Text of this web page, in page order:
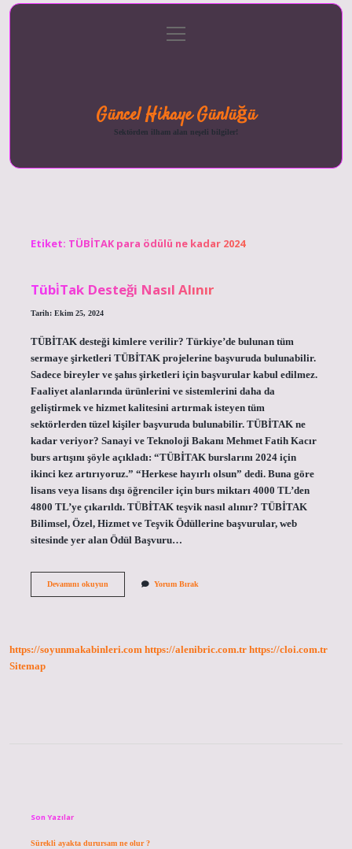
menüyü
aç
Güncel Hikaye Günlüğü
Sektörden ilham alan neşeli bilgiler!
Etiket: TÜBİTAK para ödülü ne kadar 2024
Tübi̇Tak Desteği Nasıl Alınır
Tarih: Ekim 25, 2024
TÜBİTAK desteği kimlere verilir? Türkiye’de bulunan tüm
sermaye şirketleri TÜBİTAK projelerine başvuruda bulunabilir.
Sadece bireyler ve şahıs şirketleri için başvurular kabul edilmez.
Faaliyet alanlarında ürünlerini ve sistemlerini daha da
geliştirmek ve hizmet kalitesini artırmak isteyen tüm
sektörlerden tüzel kişiler başvuruda bulunabilir. TÜBİTAK ne
kadar veriyor? Sanayi ve Teknoloji Bakanı Mehmet Fatih Kacır
burs artışını şöyle açıkladı: “TÜBİTAK burslarını 2024 için
ikinci kez artırıyoruz.” “Herkese hayırlı olsun” dedi. Buna göre
lisans veya lisans dışı öğrenciler için burs miktarı 4000 TL’den
4800 TL’ye çıkarıldı. TÜBİTAK teşvik nasıl alınır? TÜBİTAK
Bilimsel, Özel, Hizmet ve Teşvik Ödüllerine başvurular, web
sitesinde yer alan Ödül Başvuru…
Devamını okuyunTübi̇Tak
Yorum Bırak
https://soyunmakabinleri.com https://alenibric.com.tr https://cloi.com.tr
Sitemap
Son Yazılar
Sürekli ayakta durursam ne olur ?